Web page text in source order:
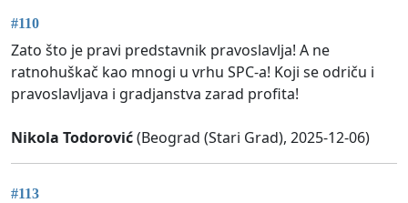
#110
Zato što je pravi predstavnik pravoslavlja! A ne
ratnohuškač kao mnogi u vrhu SPC-a! Koji se odriču i
pravoslavljava i gradjanstva zarad profita!
Nikola Todorović(Beograd (Stari Grad), 2025-12-06)
#113